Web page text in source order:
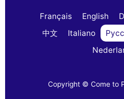
Français English
中文
Italiano
Copyright © Come to